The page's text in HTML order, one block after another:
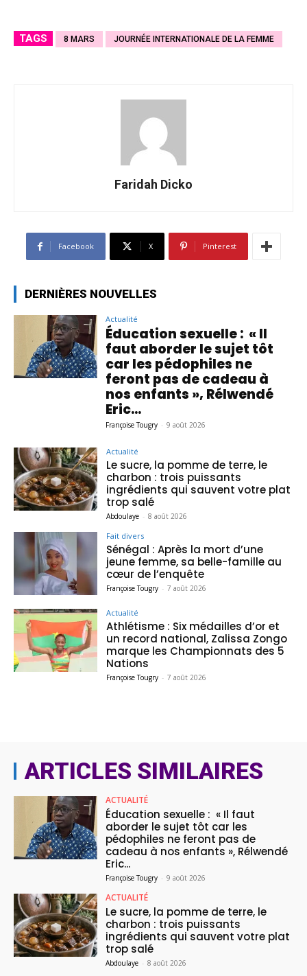
TAGS 8 MARS JOURNÉE INTERNATIONALE DE LA FEMME
Faridah Dicko
Facebook X Pinterest
DERNIÈRES NOUVELLES
Actualité
Éducation sexuelle : « Il
faut aborder le sujet tôt
car les pédophiles ne
feront pas de cadeau à
nos enfants », Rélwendé
Eric...
Françoise Tougry - 9 août 2026
Actualité
Le sucre, la pomme de terre, le
charbon : trois puissants
ingrédients qui sauvent votre plat
trop salé
Abdoulaye - 8 août 2026
Fait divers
Sénégal : Après la mort d’une
jeune femme, sa belle-famille au
cœur de l’enquête
Françoise Tougry - 7 août 2026
Actualité
Athlétisme : Six médailles d’or et
un record national, Zalissa Zongo
marque les Championnats des 5
Nations
Françoise Tougry - 7 août 2026
ARTICLES SIMILAIRES
ACTUALITÉ
Éducation sexuelle : « Il faut
aborder le sujet tôt car les
pédophiles ne feront pas de
cadeau à nos enfants », Rélwendé
Eric...
Françoise Tougry - 9 août 2026
ACTUALITÉ
Le sucre, la pomme de terre, le
charbon : trois puissants
ingrédients qui sauvent votre plat
trop salé
Abdoulaye - 8 août 2026